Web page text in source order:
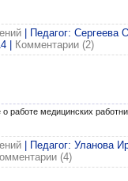
| Педагог: Сергеева
Комментарии (2)
работе медицинских
| Педагог: Уланова
(4)